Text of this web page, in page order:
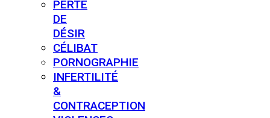
PERTE
DE
DÉSIR
CÉLIBAT
PORNOGRAPHIE
INFERTILITÉ
&
CONTRACEPTION